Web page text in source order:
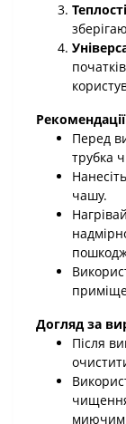
Перед
трубка
чашу.
Догляд за
Після
миючим